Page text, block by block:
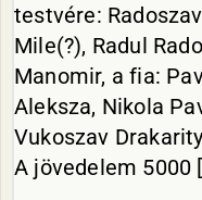
testvére:
Mile(?), Radul
Manomir, a fia:
Aleksza, Nikola
Vukoszav
A jövedelem 5000